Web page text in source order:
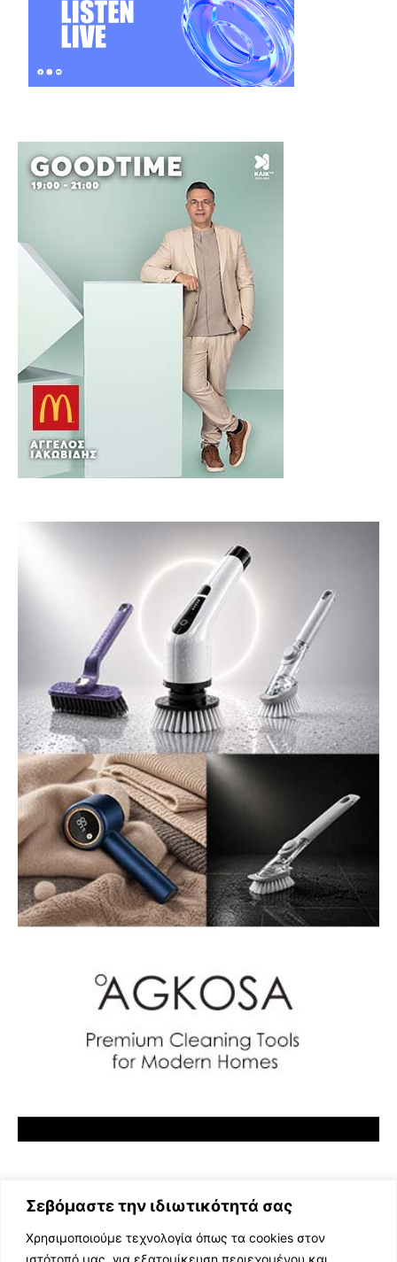
Σεβόμαστε την ιδιωτικότητά σας
Χρησιμοποιούμε τεχνολογία όπως τα cookies στον
ιστότοπό μας, για εξατομίκευση περιεχομένου και